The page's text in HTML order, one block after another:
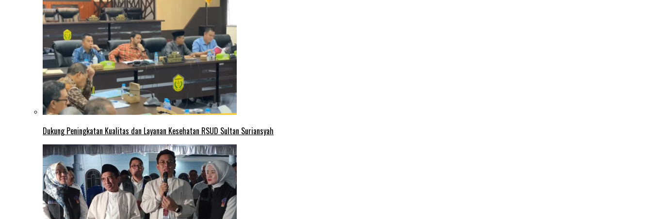
Dukung Peningkatan Kualitas dan Layanan Kesehatan RSUD Sultan Suriansyah